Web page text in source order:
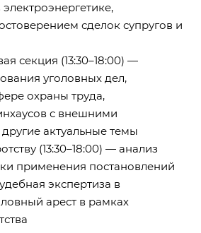
сделок супругов и
секция (13:30–18:00) —
уголовных дел,
охраны труда,
с внешними
актуальные темы
(13:30–18:00) — анализ
применения постановлений
экспертиза в
арест в рамках